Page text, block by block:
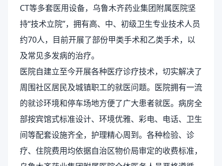
CT等多套医用设备，乌鲁木齐药业集团附属医院坚
持“技术立院”，拥有高、中、初级卫生专业技术人员
约70人，目前开展了部份甲类手术和乙类手术，以
及常见多发病的治疗。
医院自建立至今开展各种医疗诊疗技术，切实解决了
周围社区居民及城镇职工的就医问题。医院拥有一流
的就诊环境和停车场地方便了广大患者就医。病房全
部按宾馆式标准设计、环境优雅、彩电、电话、卫生
间等配套设施齐全，护理精心周到。各种检验、诊
疗、住院费用均依据自治区物价局审定的收费标准，